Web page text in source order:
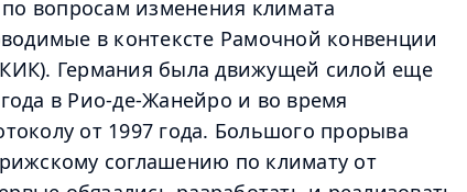
вопросам изменения климата
в контексте Рамочной конвенции
Германия была движущей силой еще
в Рио-де-Жанейро и во время
от 1997 года. Большого прорыва
соглашению по климату от